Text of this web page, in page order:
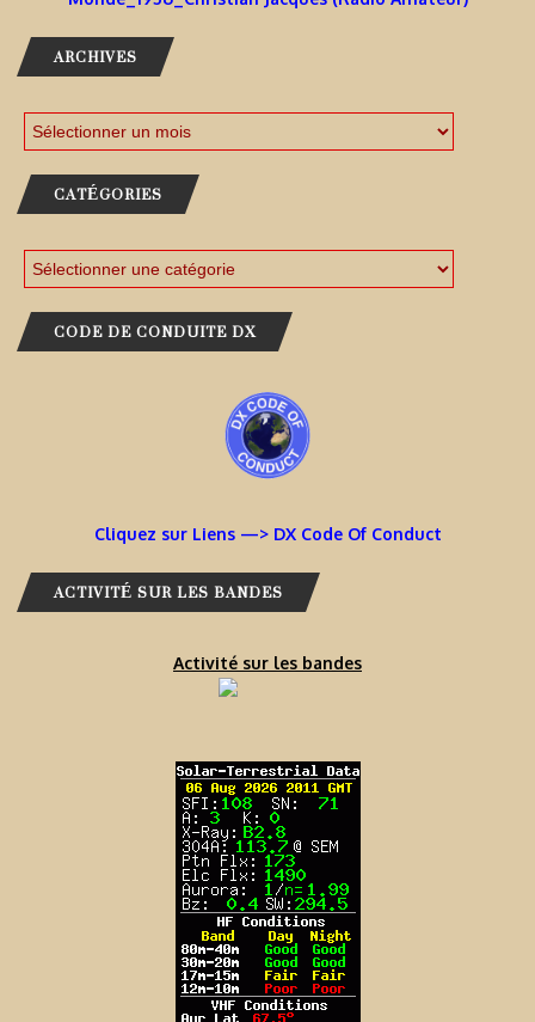
ARCHIVES
CATÉGORIES
CODE DE CONDUITE DX
Cliquez sur Liens —> DX Code Of Conduct
ACTIVITÉ SUR LES BANDES
Activité sur les bandes